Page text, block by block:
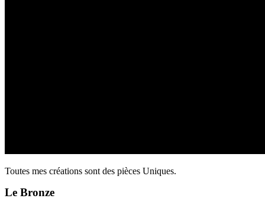
Toutes mes créations sont des pièces Uniques.
Le Bronze